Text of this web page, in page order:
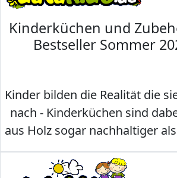
Kinderküchen und
Bestseller Sommer
Kinder bilden die Realität die
nach - Kinderküchen sind
aus Holz sogar nachhaltiger